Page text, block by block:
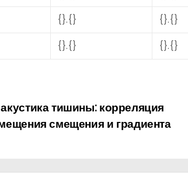
{}.{} {}.{}
{}.{} {}.{}
тишины: корреляция
смещения и градиента